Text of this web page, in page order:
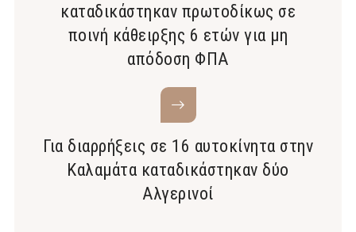
καταδικάστηκαν πρωτοδίκως σε
ποινή κάθειρξης 6 ετών για μη
απόδοση ΦΠΑ
Για διαρρήξεις σε 16 αυτοκίνητα στην
Καλαμάτα καταδικάστηκαν δύο
Αλγερινοί